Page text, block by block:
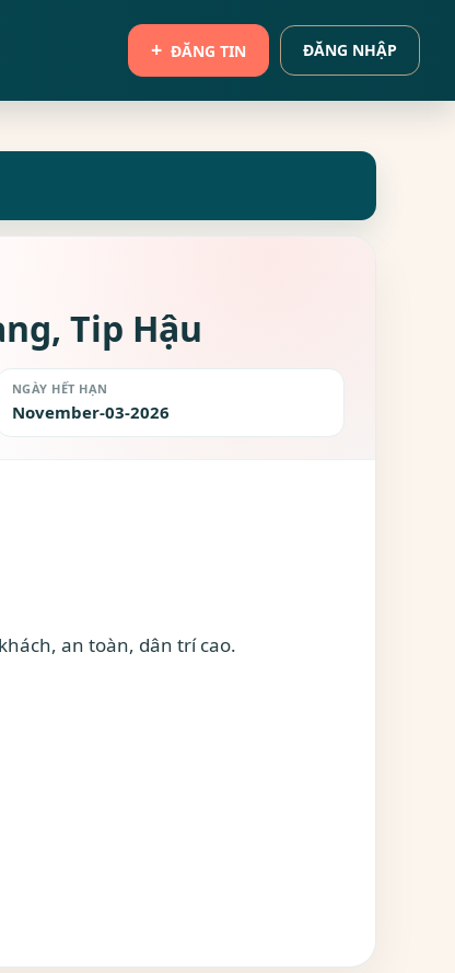
ĐĂNG TIN ĐĂNG NHẬP
Tip Hậu
NGÀY HẾT HẠN
November-03-2026
an toàn, dân trí cao.